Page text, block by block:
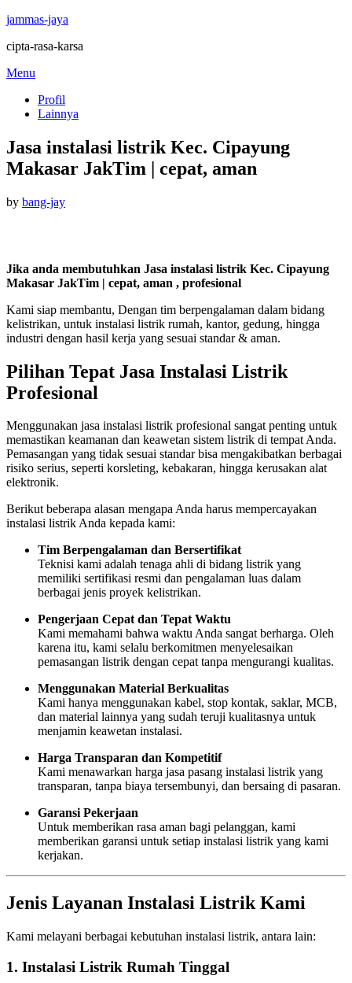
jammas-jaya
cipta-rasa-karsa
Skip
content
Menu
Profil
Lainnya
Jasa instalasi listrik Kec. Cipayung
Makasar JakTim | cepat, aman
by bang-jayPosted
Jika anda membutuhkan Jasa instalasi listrik Kec. Cipayung
Makasar JakTim | cepat, aman , profesional
Kami siap membantu, Dengan tim berpengalaman dalam bidang
kelistrikan, untuk instalasi listrik rumah, kantor, gedung, hingga
industri dengan hasil kerja yang sesuai standar & aman.
Pilihan Tepat Jasa Instalasi Listrik
Profesional
Menggunakan jasa instalasi listrik profesional sangat penting untuk
memastikan keamanan dan keawetan sistem listrik di tempat Anda.
Pemasangan yang tidak sesuai standar bisa mengakibatkan berbagai
risiko serius, seperti korsleting, kebakaran, hingga kerusakan alat
elektronik.
Berikut beberapa alasan mengapa Anda harus mempercayakan
instalasi listrik Anda kepada kami:
Tim Berpengalaman dan Bersertifikat
Teknisi kami adalah tenaga ahli di bidang listrik yang
memiliki sertifikasi resmi dan pengalaman luas dalam
berbagai jenis proyek kelistrikan.
Pengerjaan Cepat dan Tepat Waktu
Kami memahami bahwa waktu Anda sangat berharga. Oleh
karena itu, kami selalu berkomitmen menyelesaikan
pemasangan listrik dengan cepat tanpa mengurangi kualitas.
Menggunakan Material Berkualitas
Kami hanya menggunakan kabel, stop kontak, saklar, MCB,
dan material lainnya yang sudah teruji kualitasnya untuk
menjamin keawetan instalasi.
Harga Transparan dan Kompetitif
Kami menawarkan harga jasa pasang instalasi listrik yang
transparan, tanpa biaya tersembunyi, dan bersaing di pasaran.
Garansi Pekerjaan
Untuk memberikan rasa aman bagi pelanggan, kami
memberikan garansi untuk setiap instalasi listrik yang kami
kerjakan.
Jenis Layanan Instalasi Listrik Kami
Kami melayani berbagai kebutuhan instalasi listrik, antara lain:
1. Instalasi Listrik Rumah Tinggal